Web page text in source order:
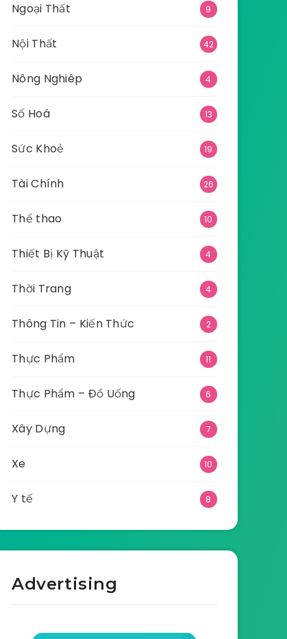
Ngoại Thất 9
Nội Thất 42
Nông Nghiêp 4
Số Hoá 13
Sức Khoẻ 19
Tài Chính 26
Thể thao 10
Thiết Bị Kỹ Thuật 4
Thời Trang 4
Thông Tin – Kiến Thức 2
Thực Phẩm 11
Thực Phẩm – Đồ Uống 6
Xây Dựng 7
Xe 10
Y tế 8
Advertising